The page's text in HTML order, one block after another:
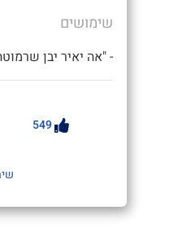
שימושים
- "אה יאיר יבן
549